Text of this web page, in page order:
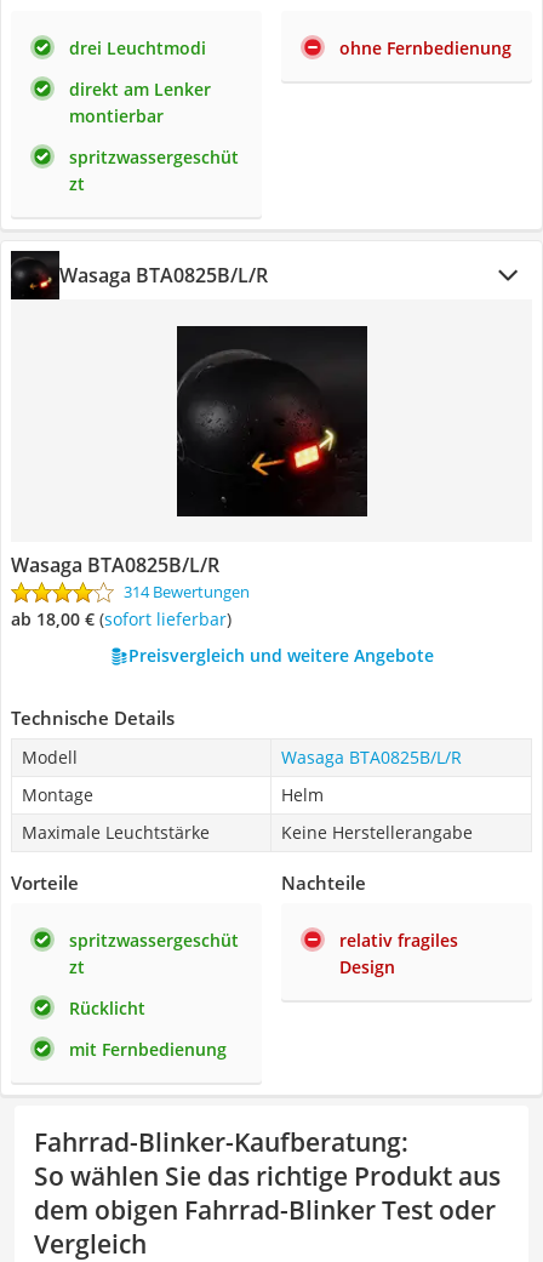
drei Leuchtmodi
direkt am Lenker
montierbar
spritzwassergeschüt
zt
ohne Fernbedienung
Wasaga ‎BTA0825B/L/R
Wasaga ‎BTA0825B/L/R
314 Bewertungen
ab 18,00 € ( Sofort lieferbar)
Preisvergleich und weitere Angebote
Technische Details
Modell
Wasaga ‎BTA0825B/L/R
Montage
Helm
Maximale Leuchtstärke
Keine Herstellerangabe
Vorteile
spritzwassergeschüt
zt
Rücklicht
mit Fernbedienung
Nachteile
relativ fragiles
Design
Fahrrad-Blinker-Kaufberatung:
So wählen Sie das richtige Produkt aus
dem obigen Fahrrad-Blinker Test oder
Vergleich